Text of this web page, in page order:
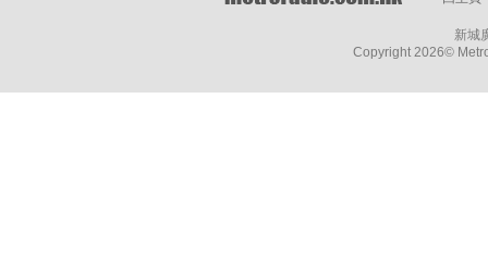
新城
Copyright 2026©